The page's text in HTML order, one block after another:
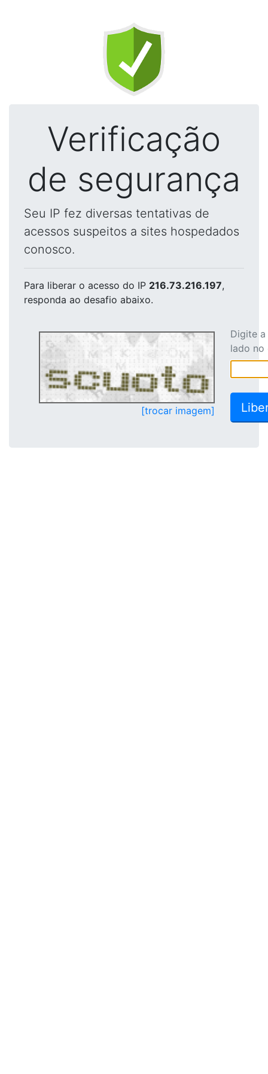
Verificação
de segurança
Seu IP fez diversas tentativas de
acessos suspeitos a sites hospedados
conosco.
Para liberar o acesso do IP 216.73.216.197,
responda ao desafio abaixo.
[trocar imagem]
Digite
lado no